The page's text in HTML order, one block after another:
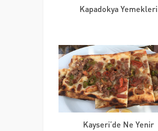
Kapadokya Yemekleri
Kayseri’de Ne Yenir